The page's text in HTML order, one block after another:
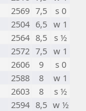
2569 7,5
s 0
2504 6,5 w 1
2564 8,5
s ½
2572 7,5 w 1
2606 9
s 0
2588 8
w 1
2603 8
s ½
2594 8,5 w ½